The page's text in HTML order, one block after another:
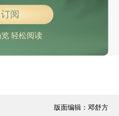
171套监控，当地通报
放了
中国公民遇难人数升至8人，委内瑞拉地震已致1430人死亡3238人受伤
订阅
轻松阅读
版面编辑：邓舒方